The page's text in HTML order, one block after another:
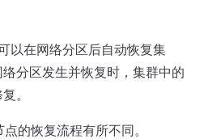
以在网络分区后自动恢复集
分区发生并恢复时，集群中的
。
的恢复流程有所不同。